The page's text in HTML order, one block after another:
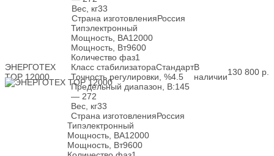
Вес, кг33
Страна изготовленияРоссия
ЭНЕРГОТЕХ
TOP 12000
Типэлектронный
Мощность, ВА12000
Мощность, Вт9600
Количество фаз1
Класс стабилизатораСтандарт
Точность регулировки, %4.5
Предельный диапазон, В:145
— 272
Вес, кг33
Страна изготовленияРоссия
В
наличии130 800 р.
Типэлектронный
Мощность, ВА12000
Мощность, Вт9600